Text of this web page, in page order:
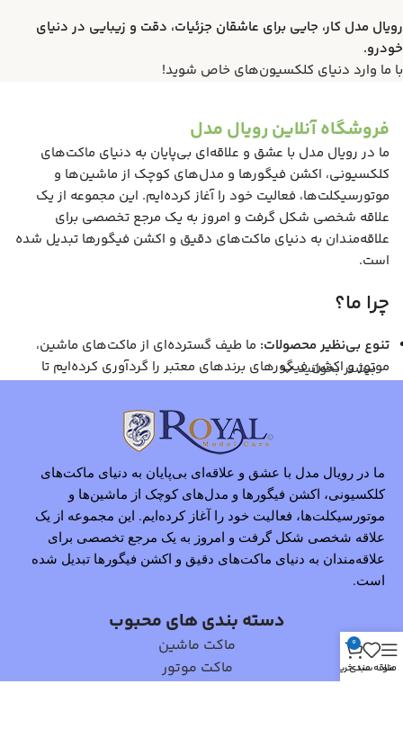
رویال مدل کار، جایی برای عاشقان جزئیات، دقت و زیبایی در دنیای
خودرو.
با ما وارد دنیای کلکسیون‌های خاص شوید!
فروشگاه آنلاین رویال مدل
ما در رویال مدل با عشق و علاقه‌ای بی‌پایان به دنیای ماکت‌های
کلکسیونی، اکشن فیگورها و مدل‌های کوچک از ماشین‌ها و
موتورسیکلت‌ها، فعالیت خود را آغاز کرده‌ایم. این مجموعه از یک
علاقه شخصی شکل گرفت و امروز به یک مرجع تخصصی برای
علاقه‌مندان به دنیای ماکت‌های دقیق و اکشن فیگورها تبدیل شده
است.
چرا ما؟
تنوع بی‌نظیر محصولات: ما طیف گسترده‌ای از ماکت‌های ماشین،
موتور و اکشن فیگورهای برندهای معتبر را گردآوری کرده‌ایم تا
تمامی محصولات ما از برترین برندهای جهانی انتخاب
شده‌اند و جزئیات دقیقی دارند که آن‌ها را برای کلکسیونرها و
علاقه‌مندان جذاب می‌کند.
خرید آسان و مطمئن:با ارائه اطلاعات دقیق، تصاویر باکیفیت و
امکان مقایسه محصولات، تجربه خرید آنلاین راحت و لذت‌بخشی را
برای مشتریان خود فراهم کرده‌ایم.
پشتیبانی و مشاوره تخصصی:تیم ما آماده راهنمایی و پاسخگویی
به سوالات شماست تا بهترین انتخاب را داشته باشید.
مأموریت ما
هدف ما ارائه بهترین و خاص‌ترین ماکت‌های کلکسیونی و اکشن
فیگورها به علاقه‌مندان این حوزه است. ما تلاش می‌کنیم تا با ارائه
محصولاتی بی‌نظیر، اطلاعات جامع و تجربه خریدی مطمئن، دنیای
بیشتر بخوانید
ما در رویال مدل با عشق و علاقه‌ای بی‌پایان به دنیای ماکت‌های
کلکسیونی، اکشن فیگورها و مدل‌های کوچک از ماشین‌ها و
موتورسیکلت‌ها، فعالیت خود را آغاز کرده‌ایم. این مجموعه از یک
علاقه شخصی شکل گرفت و امروز به یک مرجع تخصصی برای
علاقه‌مندان به دنیای ماکت‌های دقیق و اکشن فیگورها تبدیل شده
است.
دسته بندی های محبوب
ماکت ماشین
ماکت موتور
منو
علاقه مندی
0
سبد خرید